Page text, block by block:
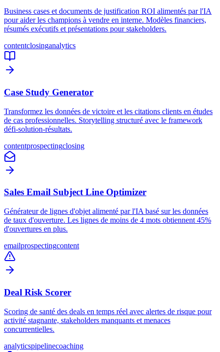
Business cases et documents de justification ROI alimentés par l'IA
pour aider les champions à vendre en interne. Modèles financiers,
résumés exécutifs et présentations pour stakeholders.
contentclosinganalytics
Case Study Generator
Transformez les données de victoire et les citations clients en études
de cas professionnelles. Storytelling structuré avec le framework
défi-solution-résultats.
contentprospectingclosing
Sales Email Subject Line Optimizer
Générateur de lignes d'objet alimenté par l'IA basé sur les données
de taux d'ouverture. Les lignes de moins de 4 mots obtiennent 45%
d'ouvertures en plus.
emailprospectingcontent
Deal Risk Scorer
Scoring de santé des deals en temps réel avec alertes de risque pour
activité stagnante, stakeholders manquants et menaces
concurrentielles.
analyticspipelinecoaching